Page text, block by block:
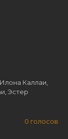
Каллаи,
Эстер
0 голосов